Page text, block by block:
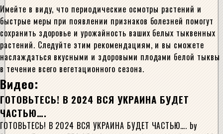
Имейте в виду, что периодические осмотры растений и
быстрые меры при появлении признаков болезней помогут
сохранить здоровье и урожайность ваших белых тыквенных
растений. Следуйте этим рекомендациям, и вы сможете
наслаждаться вкусными и здоровыми плодами белой тыквы
в течение всего вегетационного сезона.
Видео:
ГОТОВЬТЕСЬ! В 2024 ВСЯ УКРАИНА БУДЕТ
ЧАСТЬЮ….
ГОТОВЬТЕСЬ! В 2024 ВСЯ УКРАИНА БУДЕТ ЧАСТЬЮ…. by